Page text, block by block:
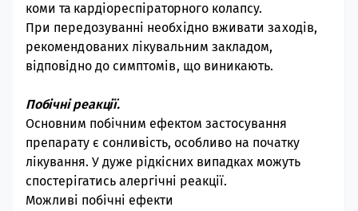
коми та кардіореспіраторного колапсу.
При передозуванні необхідно вживати заходів,
рекомендованих лікувальним закладом,
відповідно до симптомів, що виникають.
Побічні реакції.
Основним побічним ефектом застосування
препарату є сонливість, особливо на початку
лікування. У дуже рідкісних випадках можуть
спостерігатись алергічні реакції.
Можливі побічні ефекти